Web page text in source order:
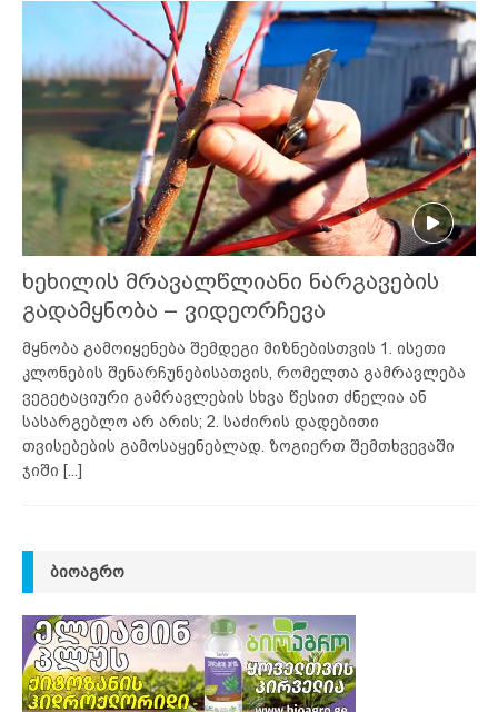
ხეხილის მრავალწლიანი ნარგავების
გადამყნობა – ვიდეორჩევა
მყნობა გამოიყენება შემდეგი მიზნებისთვის 1. ისეთი
კლონების შენარჩუნებისათვის, რომელთა გამრავლება
ვეგეტაციური გამრავლების სხვა წესით ძნელია ან
სასარგებლო არ არის; 2. საძირის დადებითი
თვისებების გამოსაყენებლად. ზოგიერთ შემთხვევაში
ჯიში [...]
ᲑᲘᲝᲐᲒᲠᲝ